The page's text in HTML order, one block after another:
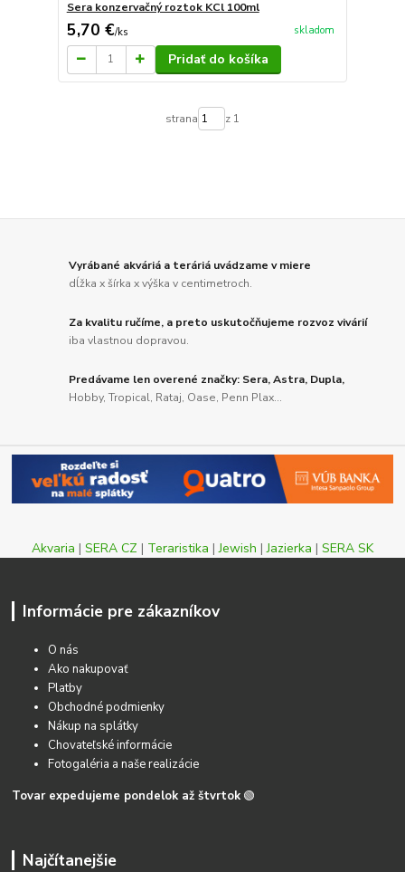
Sera konzervačný roztok KCl 100ml
5,70 €/ks skladom
Pridať do košíka
strana z 1
Vyrábané akváriá a teráriá uvádzame v miere
dĺžka x šírka x výška v centimetroch.
Za kvalitu ručíme, a preto uskutočňujeme rozvoz vivárií
iba vlastnou dopravou.
Predávame len overené značky: Sera, Astra, Dupla,
Hobby, Tropical, Rataj, Oase, Penn Plax...
Akvaria | SERA CZ | Teraristika |Jewish |Jazierka | SERA SK
Informácie pre zákazníkov
O nás
Ako nakupovať
Platby
Obchodné podmienky
Nákup na splátky
Chovateľské informácie
Fotogaléria a naše realizácie
Tovar expedujeme pondelok až štvrtok 🟢
Najčítanejšie